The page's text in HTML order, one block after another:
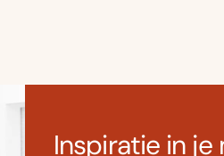
Inspiratie in je